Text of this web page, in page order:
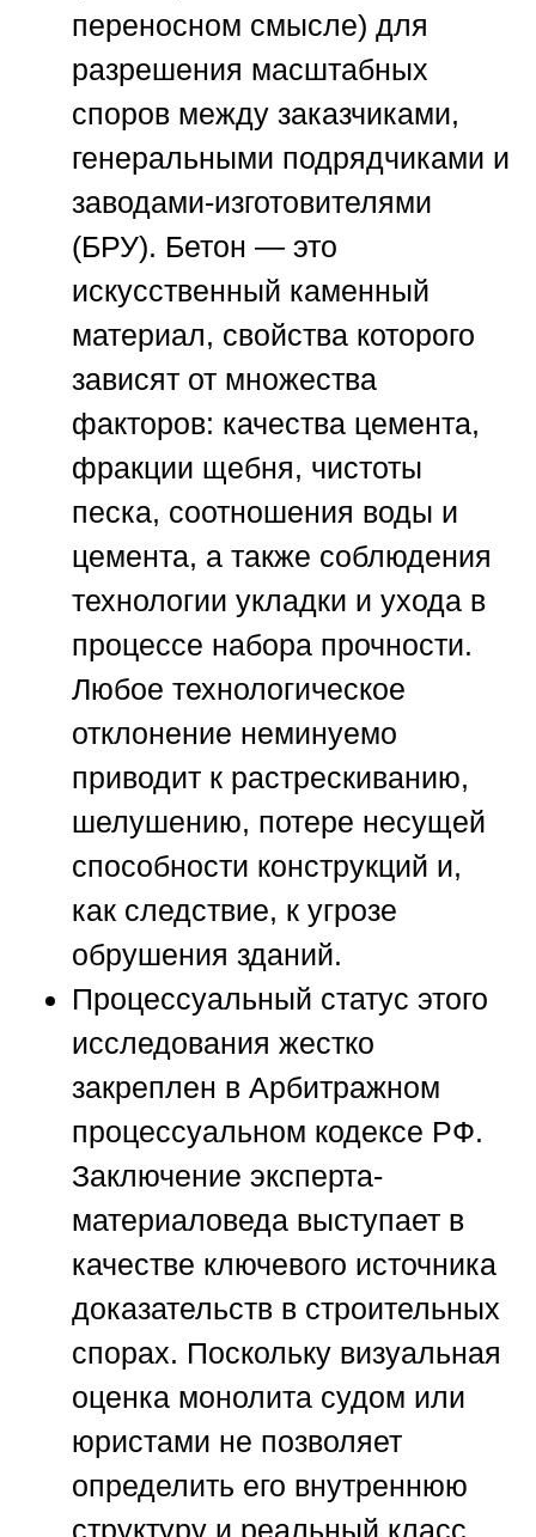
переносном смысле) для
разрешения масштабных
споров между заказчиками,
генеральными подрядчиками и
заводами-изготовителями
(БРУ). Бетон — это
искусственный каменный
материал, свойства которого
зависят от множества
факторов: качества цемента,
фракции щебня, чистоты
песка, соотношения воды и
цемента, а также соблюдения
технологии укладки и ухода в
процессе набора прочности.
Любое технологическое
отклонение неминуемо
приводит к растрескиванию,
шелушению, потере несущей
способности конструкций и,
как следствие, к угрозе
обрушения зданий.
Процессуальный статус этого
исследования жестко
закреплен в Арбитражном
процессуальном кодексе РФ.
Заключение эксперта-
материаловеда выступает в
качестве ключевого источника
доказательств в строительных
спорах. Поскольку визуальная
оценка монолита судом или
юристами не позволяет
определить его внутреннюю
структуру и реальный класс